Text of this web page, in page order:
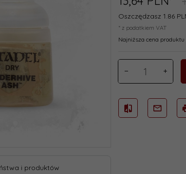
i produktów
Oszczędzasz 1.86
* z podatkiem VAT
Najniższa cena